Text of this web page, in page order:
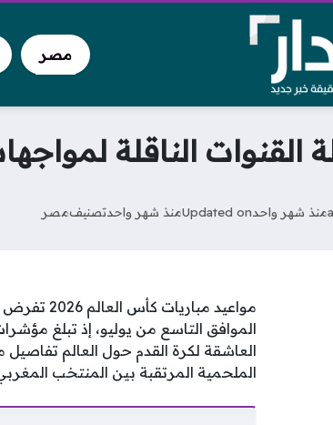
مصر
القنوات الناقلة
منذ شهر واحدUpdated onمنذ شهر واحدتصنيفمصر
مواعيد
الموافق التاسع من يوليو، إذ تبلغ
الملحمية المرتقبة بين المنتخب